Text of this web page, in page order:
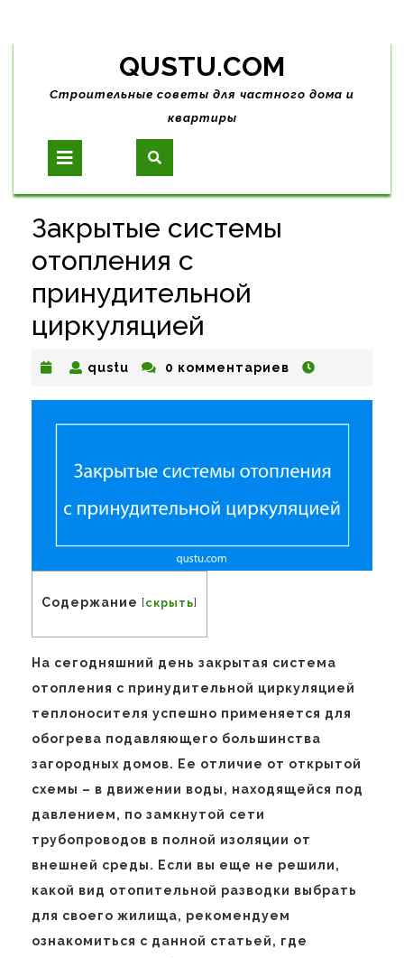
Skip
content
QUSTU.COM
Строительные советы для частного дома и
квартиры
Open
Button
Закрытые системы
отопления с
принудительной
циркуляцией
qustu qustu0 комментариев
Содержание [скрыть]
На сегодняшний день закрытая система
отопления с принудительной циркуляцией
теплоносителя успешно применяется для
обогрева подавляющего большинства
загородных домов. Ее отличие от открытой
схемы – в движении воды, находящейся под
давлением, по замкнутой сети
трубопроводов в полной изоляции от
внешней среды. Если вы еще не решили,
какой вид отопительной разводки выбрать
для своего жилища, рекомендуем
ознакомиться с данной статьей, где